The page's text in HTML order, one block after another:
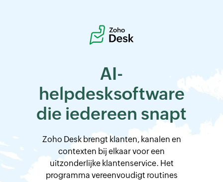
AI-
helpdesksoftware
die iedereen snapt
Zoho Deskbrengt klanten, kanalen en
contexten bij elkaar voor een
uitzonderlijke klantenservice. Het
programma vereenvoudigt routines